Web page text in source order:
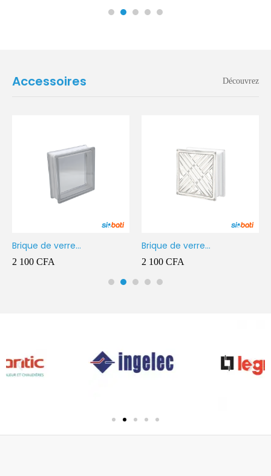
Accessoires Découvrez
Brique de verre
190X190X80MM Transparent
2 100 CFA
Brique de verre
190X190X80MM CROSS
2 100 CFA